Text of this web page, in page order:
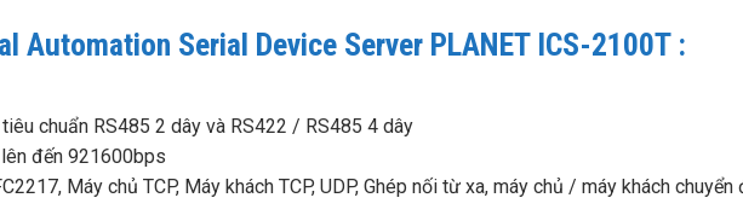
Automation Serial Device Server PLANET ICS-2100T :
chuẩn RS485 2 dây và RS422 / RS485 4 dây
đến 921600bps
Máy chủ TCP, Máy khách TCP, UDP, Ghép nối từ xa, máy chủ / máy khách